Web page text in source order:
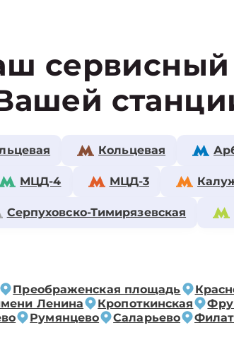
сервисный
Кольцевая
МЦД-4 МЦД-3
Серпуховско-Тимирязевская
Преображенская площадь
Ленина Кропоткинская
Румянцево Саларьево